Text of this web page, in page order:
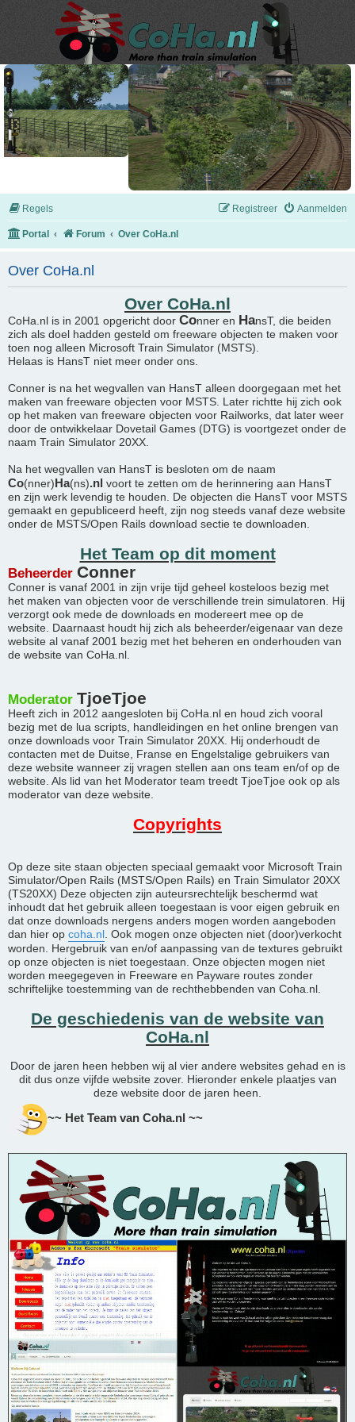
Regels Aanmelden
Registreer
Portal Forum Over CoHa.nl
Over CoHa.nl
Over CoHa.nl
CoHa.nl is in 2001 opgericht door Conner en HansT, die beiden
zich als doel hadden gesteld om freeware objecten te maken voor
toen nog alleen Microsoft Train Simulator (MSTS).
Helaas is HansT niet meer onder ons.
Conner is na het wegvallen van HansT alleen doorgegaan met het
maken van freeware objecten voor MSTS. Later richtte hij zich ook
op het maken van freeware objecten voor Railworks, dat later weer
door de ontwikkelaar Dovetail Games (DTG) is voortgezet onder de
naam Train Simulator 20XX.
Na het wegvallen van HansT is besloten om de naam
Co(nner)Ha(ns).nl voort te zetten om de herinnering aan HansT
en zijn werk levendig te houden. De objecten die HansT voor MSTS
gemaakt en gepubliceerd heeft, zijn nog steeds vanaf deze website
onder de MSTS/Open Rails download sectie te downloaden.
Het Team op dit moment
Beheerder Conner
Conner is vanaf 2001 in zijn vrije tijd geheel kosteloos bezig met
het maken van objecten voor de verschillende trein simulatoren. Hij
verzorgt ook mede de downloads en modereert mee op de
website. Daarnaast houdt hij zich als beheerder/eigenaar van deze
website al vanaf 2001 bezig met het beheren en onderhouden van
de website van CoHa.nl.
Moderator TjoeTjoe
Heeft zich in 2012 aangesloten bij CoHa.nl en houd zich vooral
bezig met de lua scripts, handleidingen en het online brengen van
onze downloads voor Train Simulator 20XX. Hij onderhoudt de
contacten met de Duitse, Franse en Engelstalige gebruikers van
deze website wanneer zij vragen stellen aan ons team en/of op de
website. Als lid van het Moderator team treedt TjoeTjoe ook op als
moderator van deze website.
Copyrights
Op deze site staan objecten speciaal gemaakt voor Microsoft Train
Simulator/Open Rails (MSTS/Open Rails) en Train Simulator 20XX
(TS20XX) Deze objecten zijn auteursrechtelijk beschermd wat
inhoudt dat het gebruik alleen toegestaan is voor eigen gebruik en
dat onze downloads nergens anders mogen worden aangeboden
dan hier op coha.nl . Ook mogen onze objecten niet (door)verkocht
worden. Hergebruik van en/of aanpassing van de textures gebruikt
op onze objecten is niet toegestaan. Onze objecten mogen niet
worden meegegeven in Freeware en Payware routes zonder
schriftelijke toestemming van de rechthebbenden van Coha.nl.
De geschiedenis van de website van
CoHa.nl
Door de jaren heen hebben wij al vier andere websites gehad en is
dit dus onze vijfde website zover. Hieronder enkele plaatjes van
deze website door de jaren heen.
~~ Het Team van Coha.nl ~~